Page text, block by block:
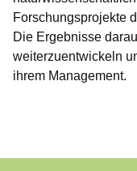
Forschungsprojekte
Die Ergebnisse
weiterzuentwickeln
ihrem Management.